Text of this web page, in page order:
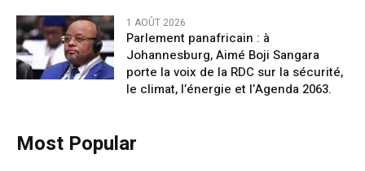
1 AOÛT 2026
Parlement panafricain : à
Johannesburg, Aimé Boji Sangara
porte la voix de la RDC sur la sécurité,
le climat, l’énergie et l’Agenda 2063.
Most Popular